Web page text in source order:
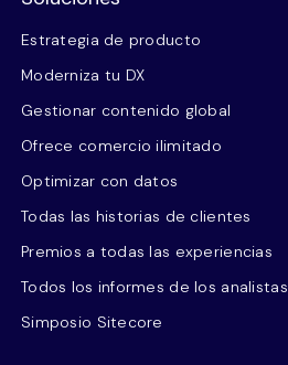
Estrategia de producto
Moderniza tu DX
Gestionar contenido global
Ofrece comercio ilimitado
Optimizar con datos
Todas las historias de clientes
Premios a todas las experiencias
Todos los informes de los analistas
Simposio Sitecore